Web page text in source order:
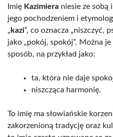
Imię Kazimiera niesie ze sobą
jego pochodzeniem i
„ kazi”, co oznacza „niszczyć,
jako „pokój, spokój”. Można
sposób, na przykład jako:
ta, która nie daje
niszcząca harmonię.
To imię ma słowiańskie
zakorzenioną tradycję oraz